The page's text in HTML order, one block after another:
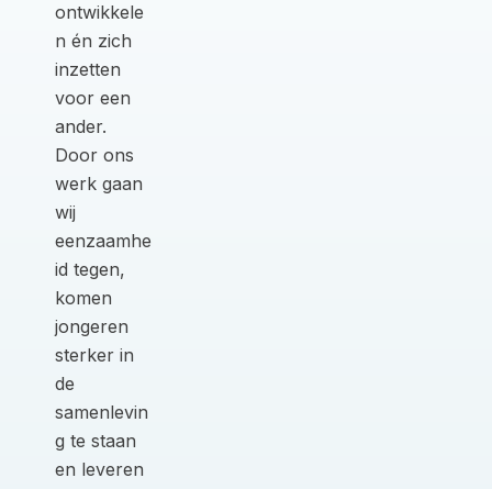
ontwikkele
n én zich
inzetten
voor een
ander.
Door ons
werk gaan
wij
eenzaamhe
id tegen,
komen
jongeren
sterker in
de
samenlevin
g te staan
en leveren